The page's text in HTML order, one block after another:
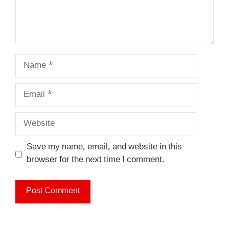
Name
Email
Website
Save my name, email, and website in this
browser for the next time I comment.